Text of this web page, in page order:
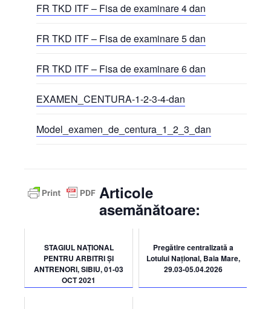
FR TKD ITF – Fisa de examinare 4 dan
FR TKD ITF – Fisa de examinare 5 dan
FR TKD ITF – Fisa de examinare 6 dan
EXAMEN_CENTURA-1-2-3-4-dan
Model_examen_de_centura_1_2_3_dan
Articole
asemănătoare:
STAGIUL NAȚIONAL
PENTRU ARBITRI ȘI
ANTRENORI, SIBIU, 01-03
OCT 2021
Pregătire centralizată a
Lotului Național, Baia Mare,
29.03-05.04.2026